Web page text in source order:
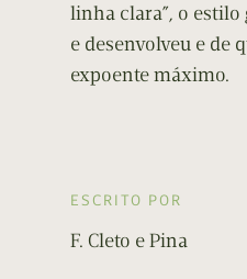
linha clara”, o
e desenvolveu e de
expoente máximo.
ESCRITO POR
F. Cleto e Pina